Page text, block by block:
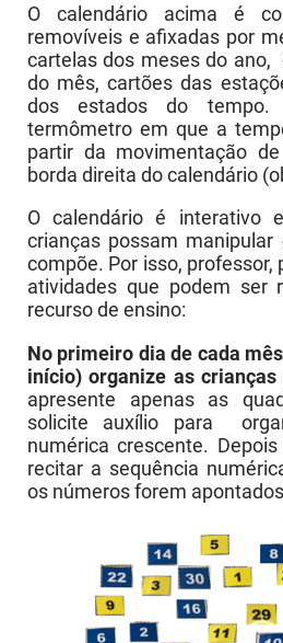
O calendário acima é
removíveis e afixadas por
cartelas dos meses do ano,
do mês, cartões das
dos estados do tempo.
termômetro em que a
partir da movimentação
borda direita do calendário
O calendário é
crianças possam
compõe. Por isso, professor,
atividades que podem ser
recurso de ensino:
No primeiro dia de cada
início) organize as
apresente apenas as
solicite auxílio para
numérica crescente.
recitar a sequência
os números forem